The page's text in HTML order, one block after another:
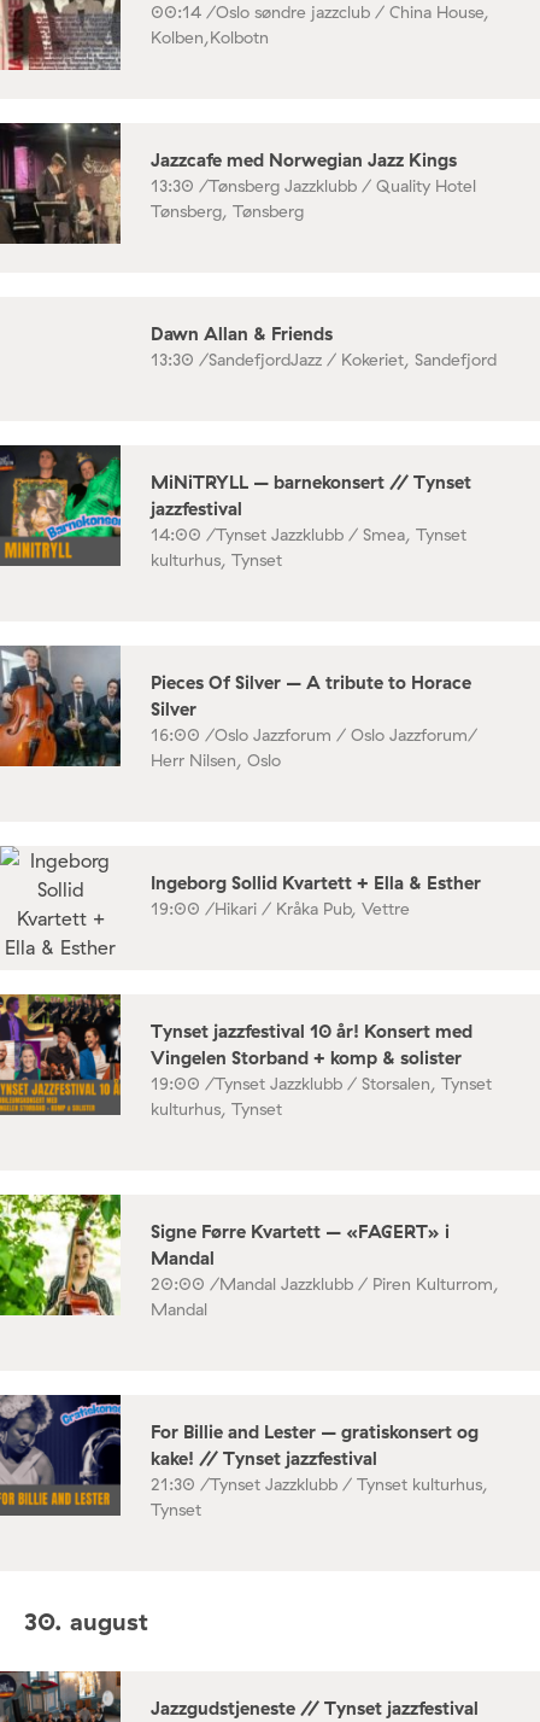
00:14 /Oslo søndre jazzclub / China House,
Kolben,Kolbotn
Jazzcafe med Norwegian Jazz Kings
13:30 /Tønsberg Jazzklubb / Quality Hotel
Tønsberg, Tønsberg
Dawn Allan & Friends
13:30 /SandefjordJazz / Kokeriet, Sandefjord
MiNiTRYLL – barnekonsert // Tynset
jazzfestival
14:00 /Tynset Jazzklubb / Smea, Tynset
kulturhus, Tynset
Pieces Of Silver – A tribute to Horace
Silver
16:00 /Oslo Jazzforum / Oslo Jazzforum/
Herr Nilsen, Oslo
Ingeborg Sollid Kvartett + Ella & Esther
19:00 /Hikari / Kråka Pub, Vettre
Tynset jazzfestival 10 år! Konsert med
Vingelen Storband + komp & solister
19:00 /Tynset Jazzklubb / Storsalen, Tynset
kulturhus, Tynset
Signe Førre Kvartett – «FAGERT» i
Mandal
20:00 /Mandal Jazzklubb / Piren Kulturrom,
Mandal
For Billie and Lester – gratiskonsert og
kake! // Tynset jazzfestival
21:30 /Tynset Jazzklubb / Tynset kulturhus,
Tynset
30. august
Jazzgudstjeneste // Tynset jazzfestival